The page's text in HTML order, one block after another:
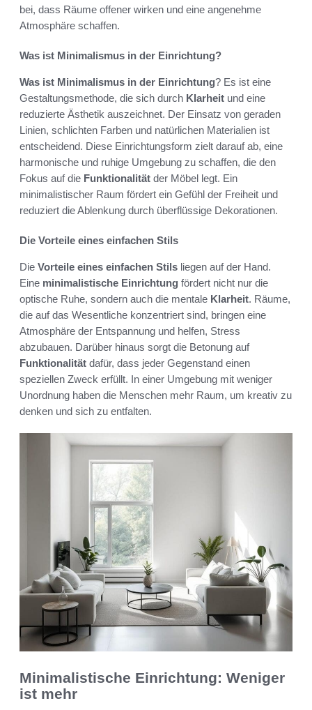
bei, dass Räume offener wirken und eine angenehme
Atmosphäre schaffen.
Was ist Minimalismus in der Einrichtung?
Was ist Minimalismus in der Einrichtung? Es ist eine
Gestaltungsmethode, die sich durch Klarheit und eine
reduzierte Ästhetik auszeichnet. Der Einsatz von geraden
Linien, schlichten Farben und natürlichen Materialien ist
entscheidend. Diese Einrichtungsform zielt darauf ab, eine
harmonische und ruhige Umgebung zu schaffen, die den
Fokus auf die Funktionalität der Möbel legt. Ein
minimalistischer Raum fördert ein Gefühl der Freiheit und
reduziert die Ablenkung durch überflüssige Dekorationen.
Die Vorteile eines einfachen Stils
Die Vorteile eines einfachen Stils liegen auf der Hand.
Eine minimalistische Einrichtung fördert nicht nur die
optische Ruhe, sondern auch die mentale Klarheit. Räume,
die auf das Wesentliche konzentriert sind, bringen eine
Atmosphäre der Entspannung und helfen, Stress
abzubauen. Darüber hinaus sorgt die Betonung auf
Funktionalität dafür, dass jeder Gegenstand einen
speziellen Zweck erfüllt. In einer Umgebung mit weniger
Unordnung haben die Menschen mehr Raum, um kreativ zu
denken und sich zu entfalten.
Minimalistische Einrichtung: Weniger
ist mehr